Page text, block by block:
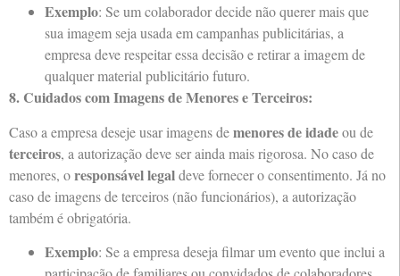
Exemplo: Se um colaborador decide não querer mais que
sua imagem seja usada em campanhas publicitárias, a
empresa deve respeitar essa decisão e retirar a imagem de
qualquer material publicitário futuro.
8. Cuidados com Imagens de Menores e Terceiros:
Caso a empresa deseje usar imagens demenores de idadeou de
terceiros, a autorização deve ser ainda mais rigorosa. No caso de
menores, oresponsável legaldeve fornecer o consentimento. Já no
caso de imagens de terceiros (não funcionários), a autorização
também é obrigatória.
Exemplo: Se a empresa deseja filmar um evento que inclui a